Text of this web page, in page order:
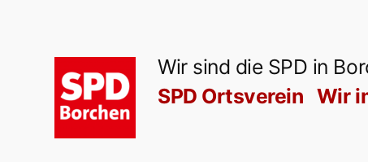
springen
Wir sind die SPD in
SPD Ortsverein Wir